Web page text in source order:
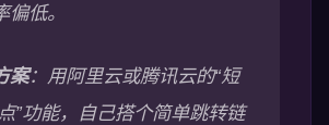
偏低。
案：用阿里云或腾讯云的“短
”功能，自己搭个简单跳转链